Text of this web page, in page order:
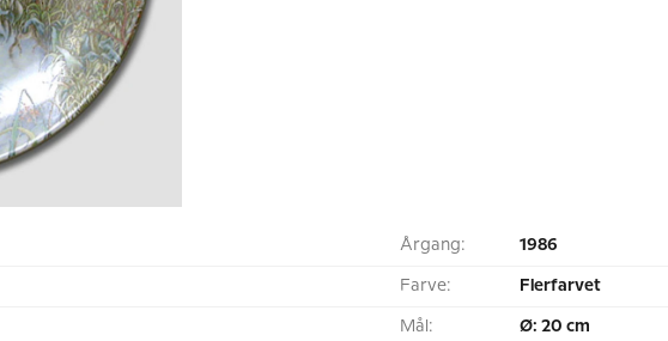
Årgang: 1986
Farve: Flerfarvet
Mål: Ø: 20 cm